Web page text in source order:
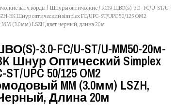
патч корды | Шнуры оптические / RC19 ШВО(s)-3.0-FC/U-ST/U-
BK Шнур оптический simplex FC/UPC-ST/UPC 50/125 OM2
(3.0мм) LSZH, цвет черный, длина 20м
3.0-FC/U-ST/U-MM50-20м-
Шнур Оптический Simplex
ST/UPC 50/125 OM2
MM (3.0мм) LSZH,
Длина 20м